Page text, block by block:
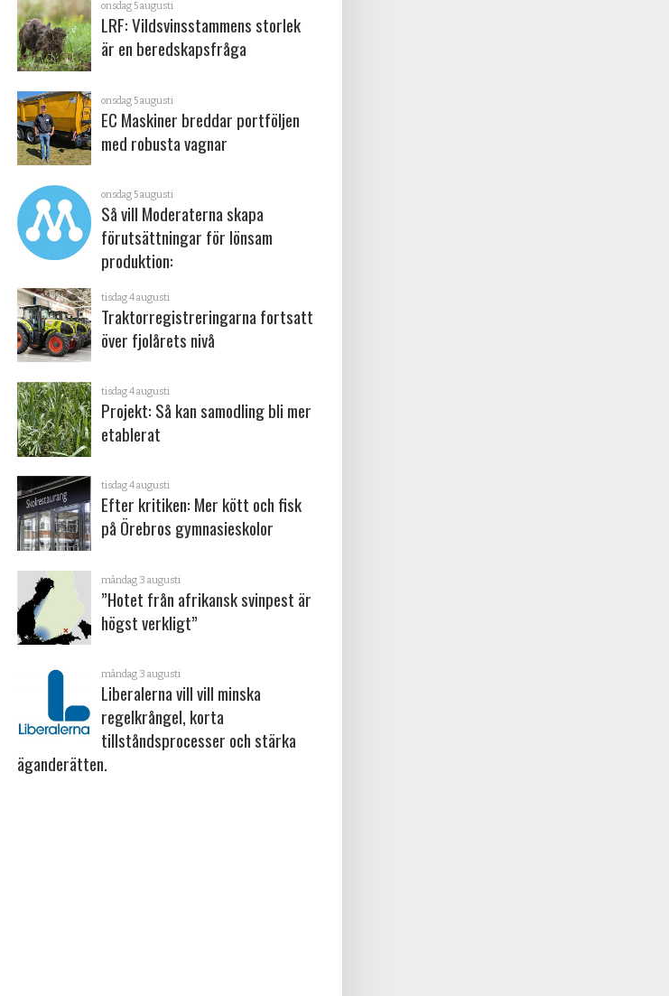
onsdag 5 augusti
LRF: Vildsvinsstammens storlek
är en beredskapsfråga
onsdag 5 augusti
EC Maskiner breddar portföljen
med robusta vagnar
onsdag 5 augusti
Så vill Moderaterna skapa
förutsättningar för lönsam
produktion:
tisdag 4 augusti
Traktorregistreringarna fortsatt
över fjolårets nivå
tisdag 4 augusti
Projekt: Så kan samodling bli mer
etablerat
tisdag 4 augusti
Efter kritiken: Mer kött och fisk
på Örebros gymnasieskolor
måndag 3 augusti
”Hotet från afrikansk svinpest är
högst verkligt”
måndag 3 augusti
Liberalerna vill vill minska
regelkrångel, korta
tillståndsprocesser och stärka
ägande­rätten.